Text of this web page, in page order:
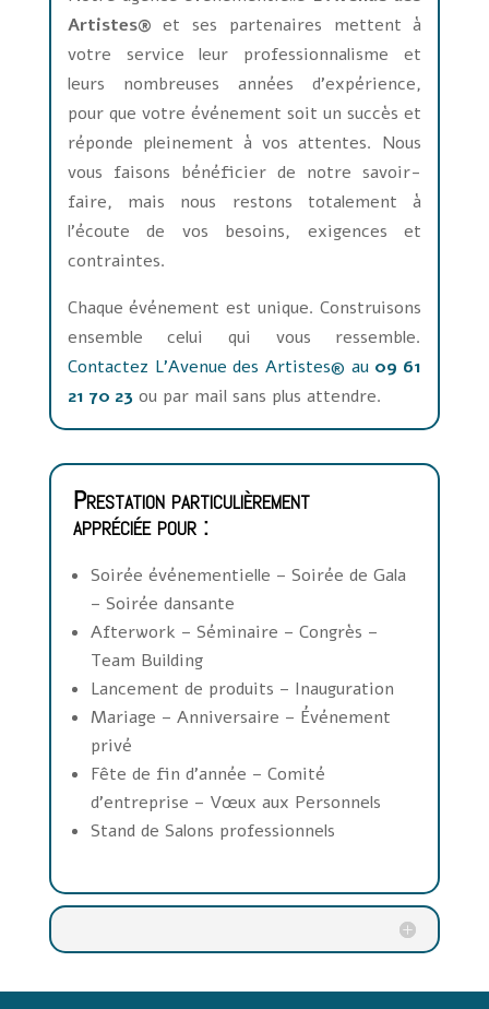
Artistes® et ses partenaires mettent à
votre service leur professionnalisme et
leurs nombreuses années d’expérience,
pour que votre événement soit un succès et
réponde pleinement à vos attentes. Nous
vous faisons bénéficier de notre savoir-
faire, mais nous restons totalement à
l’écoute de vos besoins, exigences et
contraintes.
Chaque événement est unique. Construisons
ensemble celui qui vous ressemble.
Contactez L'Avenue des Artistes® au 09 61
21 70 23ou par mail sans plus attendre.
Prestation particulièrement
appréciée pour :
Soirée événementielle – Soirée de Gala
– Soirée dansante
Afterwork – Séminaire – Congrès –
Team Building
Lancement de produits – Inauguration
Mariage – Anniversaire – Événement
privé
Fête de fin d’année – Comité
d’entreprise – Vœux aux Personnels
Stand de Salons professionnels